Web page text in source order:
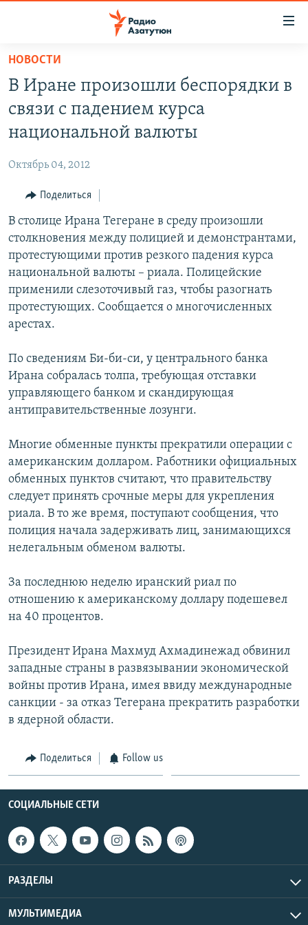
Перейти
основному
содержанию
основной
навигации
Перейти
поиску
НОВОСТИ
ЭКОНОМИКА
РЕГИОН
НАГОРНЫЙ КАРАБАХ
СПОРТ
АРХИВ
Հայերեն
English
Русский
Все сайты Радио Азатутюн
НОВОСТИ
В Иране произошли беспорядки в
связи с падением курса
национальной валюты
Октябрь 04, 2012
Поделиться
В столице Ирана Тегеране в среду произошли
столкновения между полицией и демонстрантами,
протестующими против резкого падения курса
национальной валюты – риала. Полицейские
применили слезоточивый газ, чтобы разогнать
протестующих. Сообщается о многочисленных
арестах.
По сведениям Би-би-си, у центрального банка
Ирана собралась толпа, требующая отставки
управляющего банком и скандирующая
антиправительственные лозунги.
Многие обменные пункты прекратили операции с
американским долларом. Работники официальных
обменных пунктов считают, что правительству
следует принять срочные меры для укрепления
риала. В то же время, поступают сообщения, что
полиция начала задерживать лиц, занимающихся
нелегальным обменом валюты.
За последнюю неделю иранский риал по
отношению к американскому доллару подешевел
на 40 процентов.
Президент Ирана Махмуд Ахмадинежад обвинил
западные страны в развязывании экономической
войны против Ирана, имея ввиду международные
санкции - за отказ Тегерана прекратить разработки
в ядерной области.
Поделиться Follow us
СОЦИАЛЬНЫЕ СЕТИ
РАЗДЕЛЫ
МУЛЬТИМЕДИА